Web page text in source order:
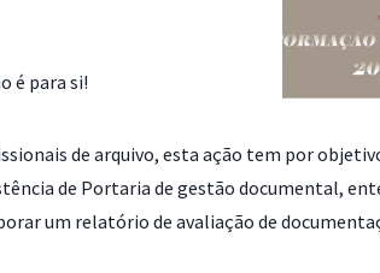
é para si!
de arquivo, esta ação tem por
de Portaria de gestão documental,
um relatório de avaliação de